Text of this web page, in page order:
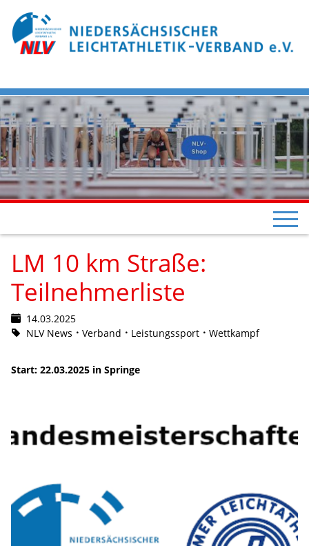
LM 10 km Straße:
Teilnehmerliste
14.03.2025
NLV News
Verband Leistungssport Wettkampf
Start: 22.03.2025 in Springe